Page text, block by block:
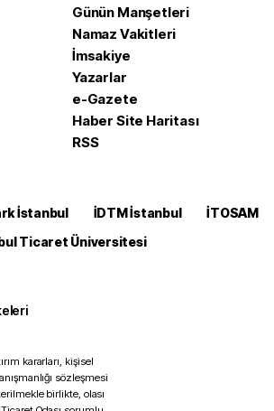
Günün Manşetleri
Namaz Vakitleri
İmsakiye
Yazarlar
e-Gazete
Haber Site Haritası
RSS
İstanbul İDTM İstanbul İTOSAM
Ticaret Üniversitesi
kararları, kişisel
sözleşmesi
birlikte, olası